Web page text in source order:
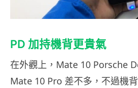
PD 加持機背更貴氣
在外觀上，Mate 10 Porsche
Mate 10 Pro 差不多，不過機